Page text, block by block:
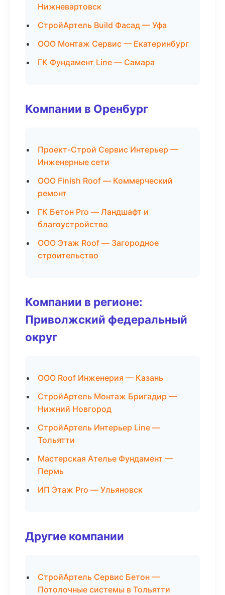
Нижневартовск
СтройАртель Build Фасад — Уфа
ООО Монтаж Сервис — Екатеринбург
ГК Фундамент Line — Самара
Компании в Оренбург
Проект-Строй Сервис Интерьер —
Инженерные сети
ООО Finish Roof — Коммерческий
ремонт
ГК Бетон Pro — Ландшафт и
благоустройство
ООО Этаж Roof — Загородное
строительство
Компании в регионе:
Приволжский федеральный
округ
ООО Roof Инженерия — Казань
СтройАртель Монтаж Бригадир —
Нижний Новгород
СтройАртель Интерьер Line —
Тольятти
Мастерская Ателье Фундамент —
Пермь
ИП Этаж Pro — Ульяновск
Другие компании
СтройАртель Сервис Бетон —
Потолочные системы в Тольятти